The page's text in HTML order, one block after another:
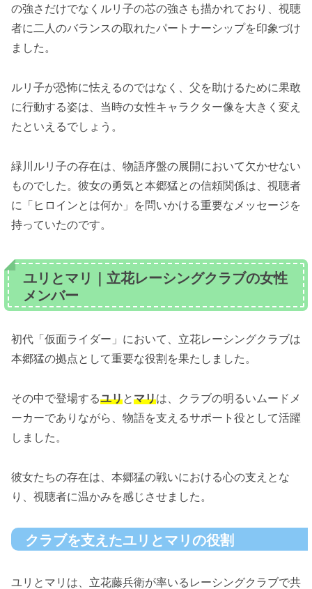
の強さだけでなくルリ子の芯の強さも描かれており、視聴
者に二人のバランスの取れたパートナーシップを印象づけ
ました。
ルリ子が恐怖に怯えるのではなく、父を助けるために果敢
に行動する姿は、当時の女性キャラクター像を大きく変え
たといえるでしょう。
緑川ルリ子の存在は、物語序盤の展開において欠かせない
ものでした。彼女の勇気と本郷猛との信頼関係は、視聴者
に「ヒロインとは何か」を問いかける重要なメッセージを
持っていたのです。
ユリとマリ｜立花レーシングクラブの女性
メンバー
初代「仮面ライダー」において、立花レーシングクラブは
本郷猛の拠点として重要な役割を果たしました。
その中で登場するユリとマリは、クラブの明るいムードメ
ーカーでありながら、物語を支えるサポート役として活躍
しました。
彼女たちの存在は、本郷猛の戦いにおける心の支えとな
り、視聴者に温かみを感じさせました。
クラブを支えたユリとマリの役割
ユリとマリは、立花藤兵衛が率いるレーシングクラブで共